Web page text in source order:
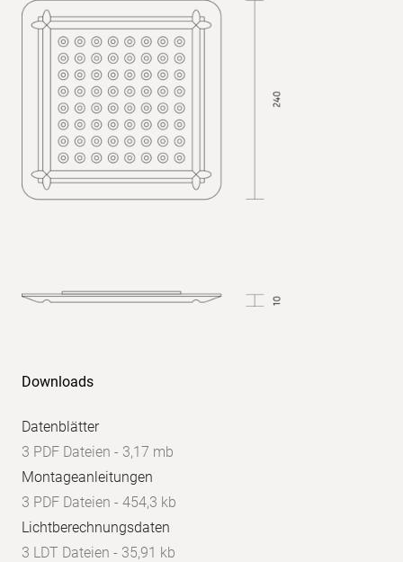
+0,3/-0,3
Reflexionsgrade:
70/50/20
parallel:
<19
Downloads
Datenblätter
3 PDF Dateien - 3,17 mb
Montageanleitungen
3 PDF Dateien - 454,3 kb
Lichtberechnungsdaten
3 LDT Dateien - 35,91 kb